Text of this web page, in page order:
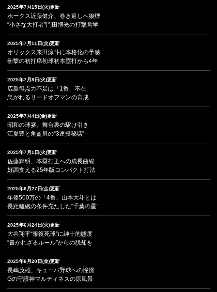
2025年7月15日(火)更新
ホークス近藤健介、巻き返しへ狼煙
“小さな大打者”門田博光の打撃哲学
2025年7月11日(金)更新
オリックス来田涼斗に本格化の予感
衝撃の初打席初球初本塁打から4年
2025年7月8日(火)更新
広島得点力不足は「1番」不在
急がれるリードオフマンの育成
2025年7月4日(金)更新
昭和の球宴、舞台裏の駆け引き
江夏豊と角盈男の“3連投秘話”
2025年7月1日(火)更新
佐藤輝明、本塁打王への成長曲線
好調支える25年版コンパクト打法
2025年6月27日(金)更新
年俸500万の「4番」山本大斗とは
長距離砲の条件充たした“千葉の星”
2025年6月24日(火)更新
大谷翔平“報復死球”に紳士的態度
“書かれざるルール”からの脱却を
2025年6月20日(金)更新
長嶋茂雄、キューバ野球への憧憬
Gの守護神マルティネスの原風景